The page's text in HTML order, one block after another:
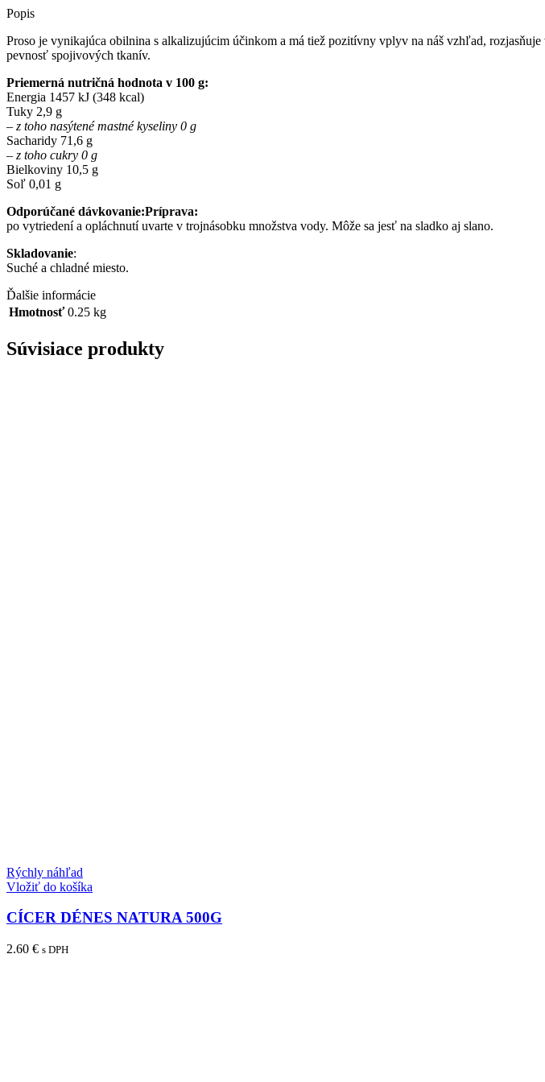
Popis
Proso je vynikajúca obilnina s alkalizujúcim účinkom a má tiež pozitívny vplyv na náš vzhľad,
pevnosť spojivových tkanív.
Priemerná nutričná hodnota v 100 g:
Energia 1457 kJ (348 kcal)
Tuky 2,9 g
– z toho nasýtené mastné kyseliny 0 g
Sacharidy 71,6 g
– z toho cukry 0 g
Bielkoviny 10,5 g
Soľ 0,01 g
Odporúčané dávkovanie:Príprava:
po vytriedení a opláchnutí uvarte v trojnásobku množstva vody. Môže sa jesť na sladko aj slano.
Skladovanie:
Suché a chladné miesto.
Ďalšie informácie
Hmotnosť 0.25 kg
Súvisiace produkty
Rýchly náhľad
Vložiť do košíka
CÍCER DÉNES NATURA 500G
2.60 € s DPH